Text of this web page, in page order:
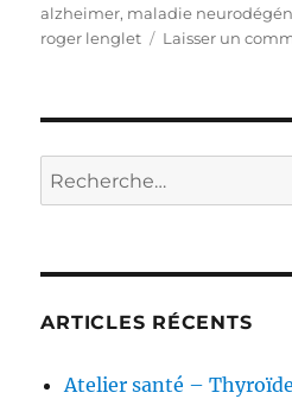
le
alzheimer, maladie
roger lenglet
Laisser un
Recherche
pour :
ARTICLES RÉCENTS
Atelier santé –